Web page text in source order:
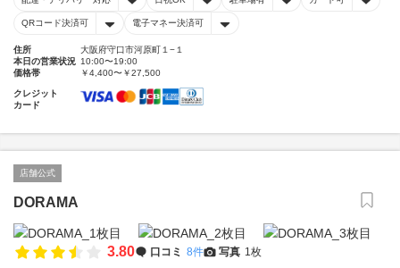
QRコード決済可 電子マネー決済可
住所
大阪府守口市河原町１−１
本日の営業状況 10:00〜19:00
価格帯
￥4,400〜￥27,500
クレジット
カード
店舗公式
DORAMA
3.80 口コミ 8件 写真 1枚